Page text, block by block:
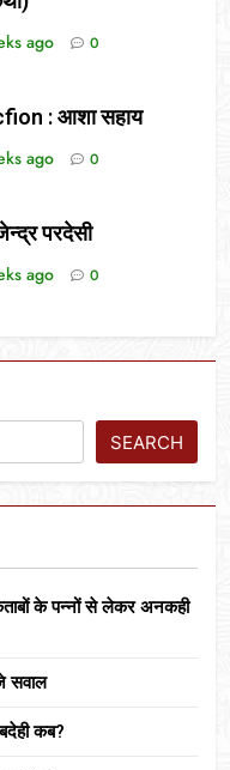
ago 0
: आशा सहाय
ago 0
परदेसी
ago 0
SEARCH
के पन्नों से लेकर अनकही
सवाल
कब?